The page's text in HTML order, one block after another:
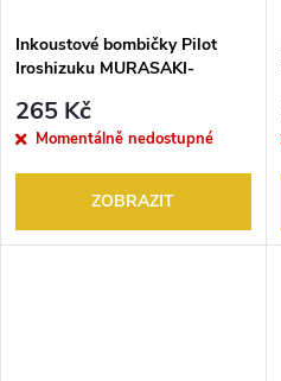
Inkoustové bombičky Pilot
Iroshizuku MURASAKI-
Beautyberry) 6KS
265 Kč
Momentálně nedostupné
ZOBRAZIT